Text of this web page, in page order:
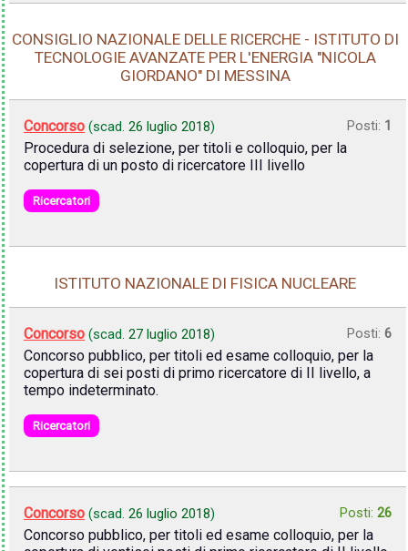
CONSIGLIO NAZIONALE DELLE RICERCHE - ISTITUTO DI
TECNOLOGIE AVANZATE PER L'ENERGIA "NICOLA
GIORDANO" DI MESSINA
Concorso (scad. 26 luglio 2018) Posti: 1
Procedura di selezione, per titoli e colloquio, per la
copertura di un posto di ricercatore III livello
Ricercatori
ISTITUTO NAZIONALE DI FISICA NUCLEARE
Concorso (scad. 27 luglio 2018) Posti: 6
Concorso pubblico, per titoli ed esame colloquio, per la
copertura di sei posti di primo ricercatore di II livello, a
tempo indeterminato.
Ricercatori
Concorso (scad. 26 luglio 2018) Posti: 26
Concorso pubblico, per titoli ed esame colloquio, per la